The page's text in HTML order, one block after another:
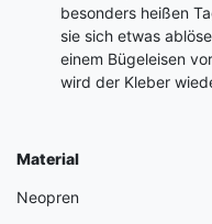
besonders heißen
sie sich etwas
einem Bügeleisen
wird der Kleber
Material
Neopren